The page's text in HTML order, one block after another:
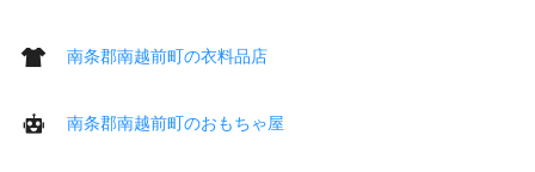
南条郡南越前町の衣料品店
南条郡南越前町のおもちゃ屋